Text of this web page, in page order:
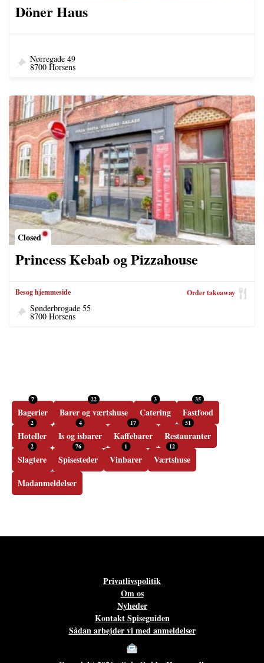
Döner Haus
Nørregade 49
8700 Horsens
Closed
Princess Kebab og Pizzahouse
Besøg hjemmeside Order takeaway
Sønderbrogade 55
8700 Horsens
Bagerier
7
Barer og værtshuse
22
Catering
3
Fastfood
35
Hoteller
2
Is og isbarer
4
Kaffebarer
17
Restauranter
51
Slagtere
2
Spisesteder
76
Vinbarer
1
Værtshuse
12
Madanmeldelser
Privatlivspolitik
Om os
Nyheder
Kontakt Spiseguiden
Sådan arbejder vi med anmeldelser